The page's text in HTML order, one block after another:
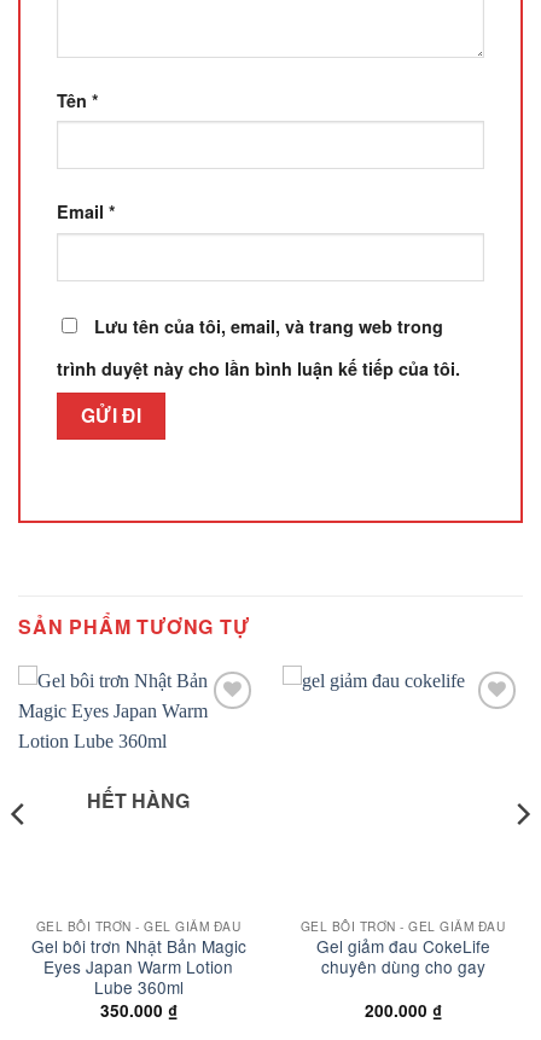
Tên *
Email *
Lưu tên của tôi, email, và trang web trong
trình duyệt này cho lần bình luận kế tiếp của tôi.
SẢN PHẨM TƯƠNG TỰ
HẾT HÀNG
GEL BÔI TRƠN - GEL GIẢM ĐAU
Gel bôi trơn Nhật Bản Magic
Eyes Japan Warm Lotion
Lube 360ml
350.000 ₫
GEL BÔI TRƠN - GEL GIẢM ĐAU
Gel giảm đau CokeLife
chuyên dùng cho gay
200.000 ₫